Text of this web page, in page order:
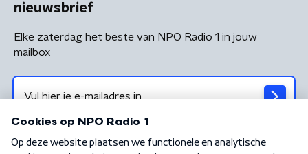
nieuwsbrief
Elke zaterdag het beste van NPO Radio 1 in jouw
mailbox